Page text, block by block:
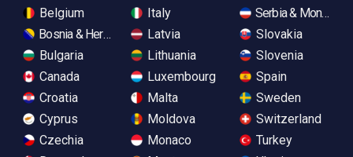
Belgium
Bosnia & Herzegovina
Bulgaria
Canada
Croatia
Cyprus
Czechia
Italy
Latvia
Lithuania
Luxembourg
Malta
Moldova
Monaco
Serbia &
Slovakia
Slovenia
Spain
Sweden
Switzerland
Turkey